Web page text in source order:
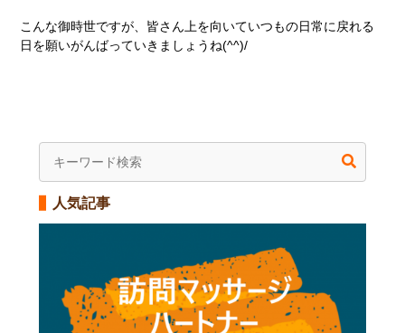
こんな御時世ですが、皆さん上を向いていつもの日常に戻れる
日を願いがんばっていきましょうね(^^)/
人気記事